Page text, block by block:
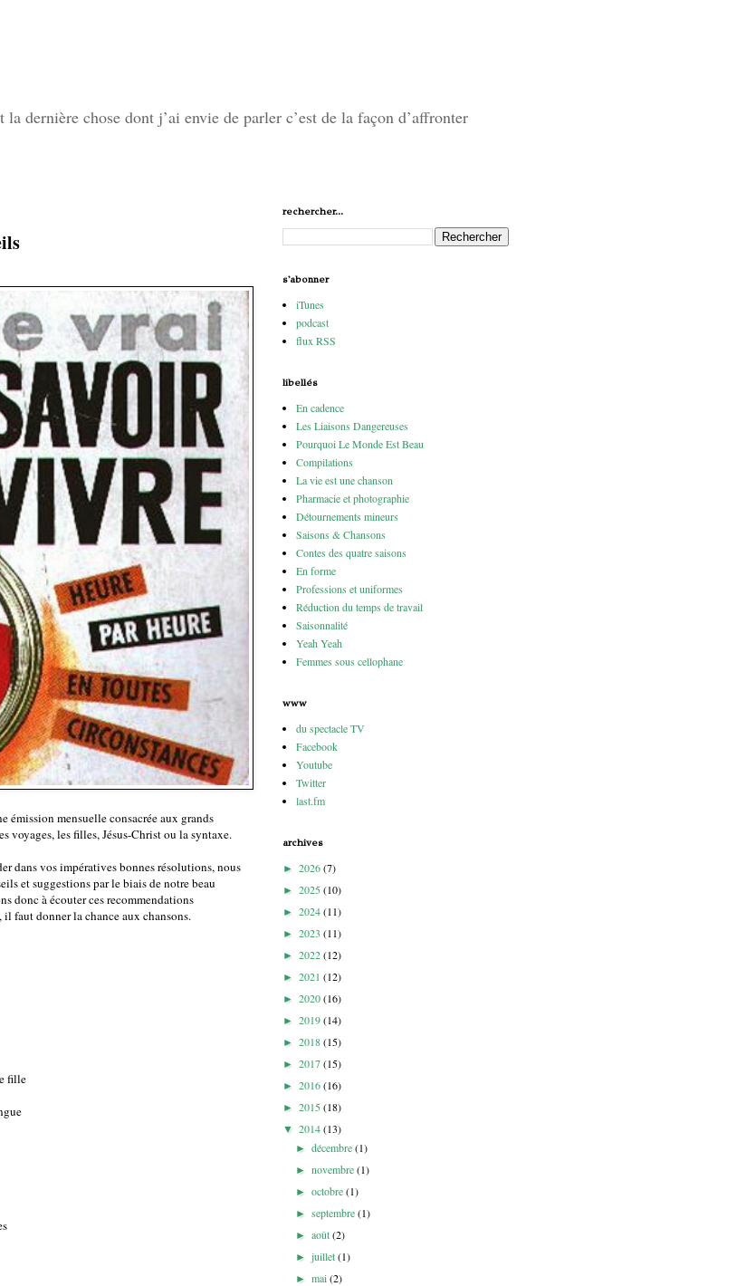
dernière chose dont j’ai envie de parler c’est de la façon d’affronter
mensuelle consacrée aux grands
voyages, les filles, Jésus-Christ ou la syntaxe.
dans vos impératives bonnes résolutions, nous
et suggestions par le biais de notre beau
donc à écouter ces recommendations
faut donner la chance aux chansons.
fille
rechercher...
s'abonner
iTunes
podcast
flux RSS
libellés
En cadence
Les Liaisons Dangereuses
Pourquoi Le Monde Est Beau
Compilations
La vie est une chanson
Pharmacie et photographie
Détournements mineurs
Saisons & Chansons
Contes des quatre saisons
En forme
Professions et uniformes
Réduction du temps de travail
Saisonnalité
Yeah Yeah
Femmes sous cellophane
www
du spectacle TV
Facebook
Youtube
Twitter
last.fm
archives
► 2026(7)
► 2025(10)
► 2024(11)
► 2023 (11)
► 2022(12)
► 2021 (12)
► 2020(16)
► 2019(14)
► 2018(15)
► 2017(15)
► 2016(16)
► 2015(18)
▼ 2014(13)
►décembre(1)
►novembre(1)
►octobre(1)
►septembre(1)
►août(2)
►juillet(1)
►mai(2)